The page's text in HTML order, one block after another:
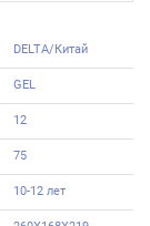
DELTA/Китай
GEL
12
75
10-12 лет